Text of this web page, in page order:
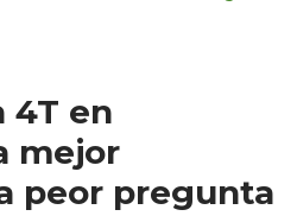
4T en
mejor
peor pregunta